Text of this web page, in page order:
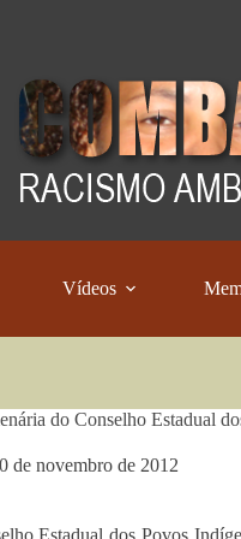
Vídeos
do Conselho Estadual
de novembro de 2012
Estadual dos Povos